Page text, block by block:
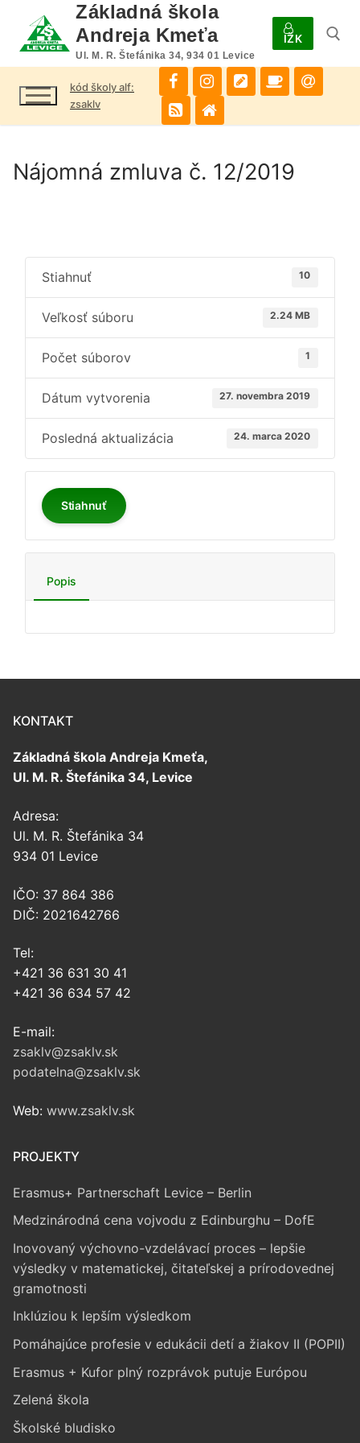
obsah
Základná škola
Andreja Kmeťa
Ul. M. R. Štefánika 34, 934 01 Levice
IŽK
Hľadať:
kód školy alf:
zsaklv
Nájomná zmluva č. 12/2019
Stiahnuť 10
Veľkosť súboru 2.24 MB
Počet súborov 1
Dátum vytvorenia 27. novembra 2019
Posledná aktualizácia 24. marca 2020
Stiahnuť
Popis
KONTAKT
Základná škola Andreja Kmeťa,
Ul. M. R. Štefánika 34, Levice
Adresa:
Ul. M. R. Štefánika 34
934 01 Levice
IČO: 37 864 386
DIČ: 2021642766
Tel:
+421 36 631 30 41
+421 36 634 57 42
E-mail:
zsaklv@zsaklv.sk
podatelna@zsaklv.sk
Web: www.zsaklv.sk
PROJEKTY
Erasmus+ Partnerschaft Levice – Berlin
Medzinárodná cena vojvodu z Edinburghu – DofE
Inovovaný výchovno-vzdelávací proces – lepšie
výsledky v matematickej, čitateľskej a prírodovednej
gramotnosti
Inklúziou k lepším výsledkom
Pomáhajúce profesie v edukácii detí a žiakov II (POPII)
Erasmus + Kufor plný rozprávok putuje Európou
Zelená škola
Školské bludisko